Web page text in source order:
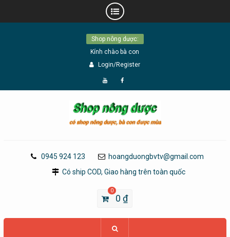
Shop nông dược:
Kính chào bà con
Login/Register
Đăng
YouTube
Page
0945 924 123
hoangduongbvtv@gmail.com
Có ship COD, Giao hàng trên toàn quốc
0
0₫